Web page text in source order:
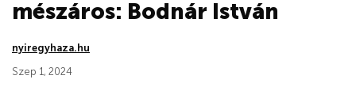
mészáros: Bodnár István
nyiregyhaza.hu
Szep 1, 2024